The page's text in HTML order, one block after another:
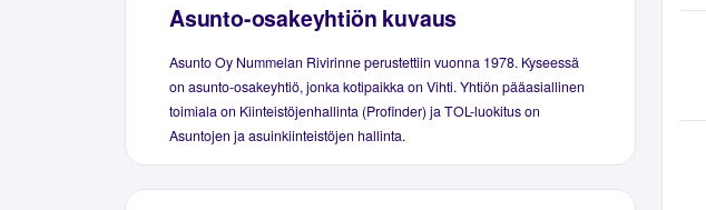
Asunto-osakeyhtiön kuvaus
Asunto Oy Nummelan Rivirinne perustettiin vuonna 1978. Kyseessä
on asunto-osakeyhtiö, jonka kotipaikka on Vihti. Yhtiön pääasiallinen
toimiala on Kiinteistöjenhallinta (Profinder) ja TOL-luokitus on
Asuntojen ja asuinkiinteistöjen hallinta.